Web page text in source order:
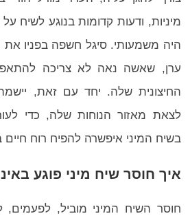
מיניות, ודעות קדומות בנוגע לשיח
היה משמעותי. סיגל חשפה בפניו את
ערן, שאשה נאה לא צריכה
החיצונית שלה. יחד עם זאת,
לצאת מאזור הנוחות שלה, כדי
בשיח המיני איפשרה להפיח רוח
איך חוסר שיח מיני פוגע
חוסר השיח המיני מוביל,